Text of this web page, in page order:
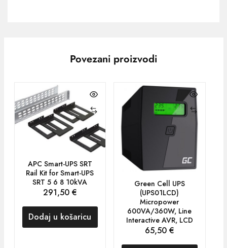
Povezani proizvodi
APC Smart-UPS SRT
Rail Kit for Smart-UPS
SRT 5 6 8 10kVA
291,50 €
Dodaj u košaricu
Green Cell UPS
(UPS01LCD)
Micropower
600VA/360W, Line
Interactive AVR, LCD
65,50 €